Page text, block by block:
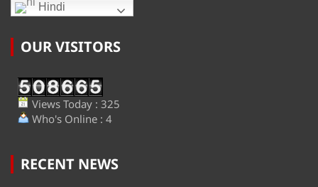
Hindi
OUR VISITORS
Views Today : 325
Who's Online : 4
RECENT NEWS